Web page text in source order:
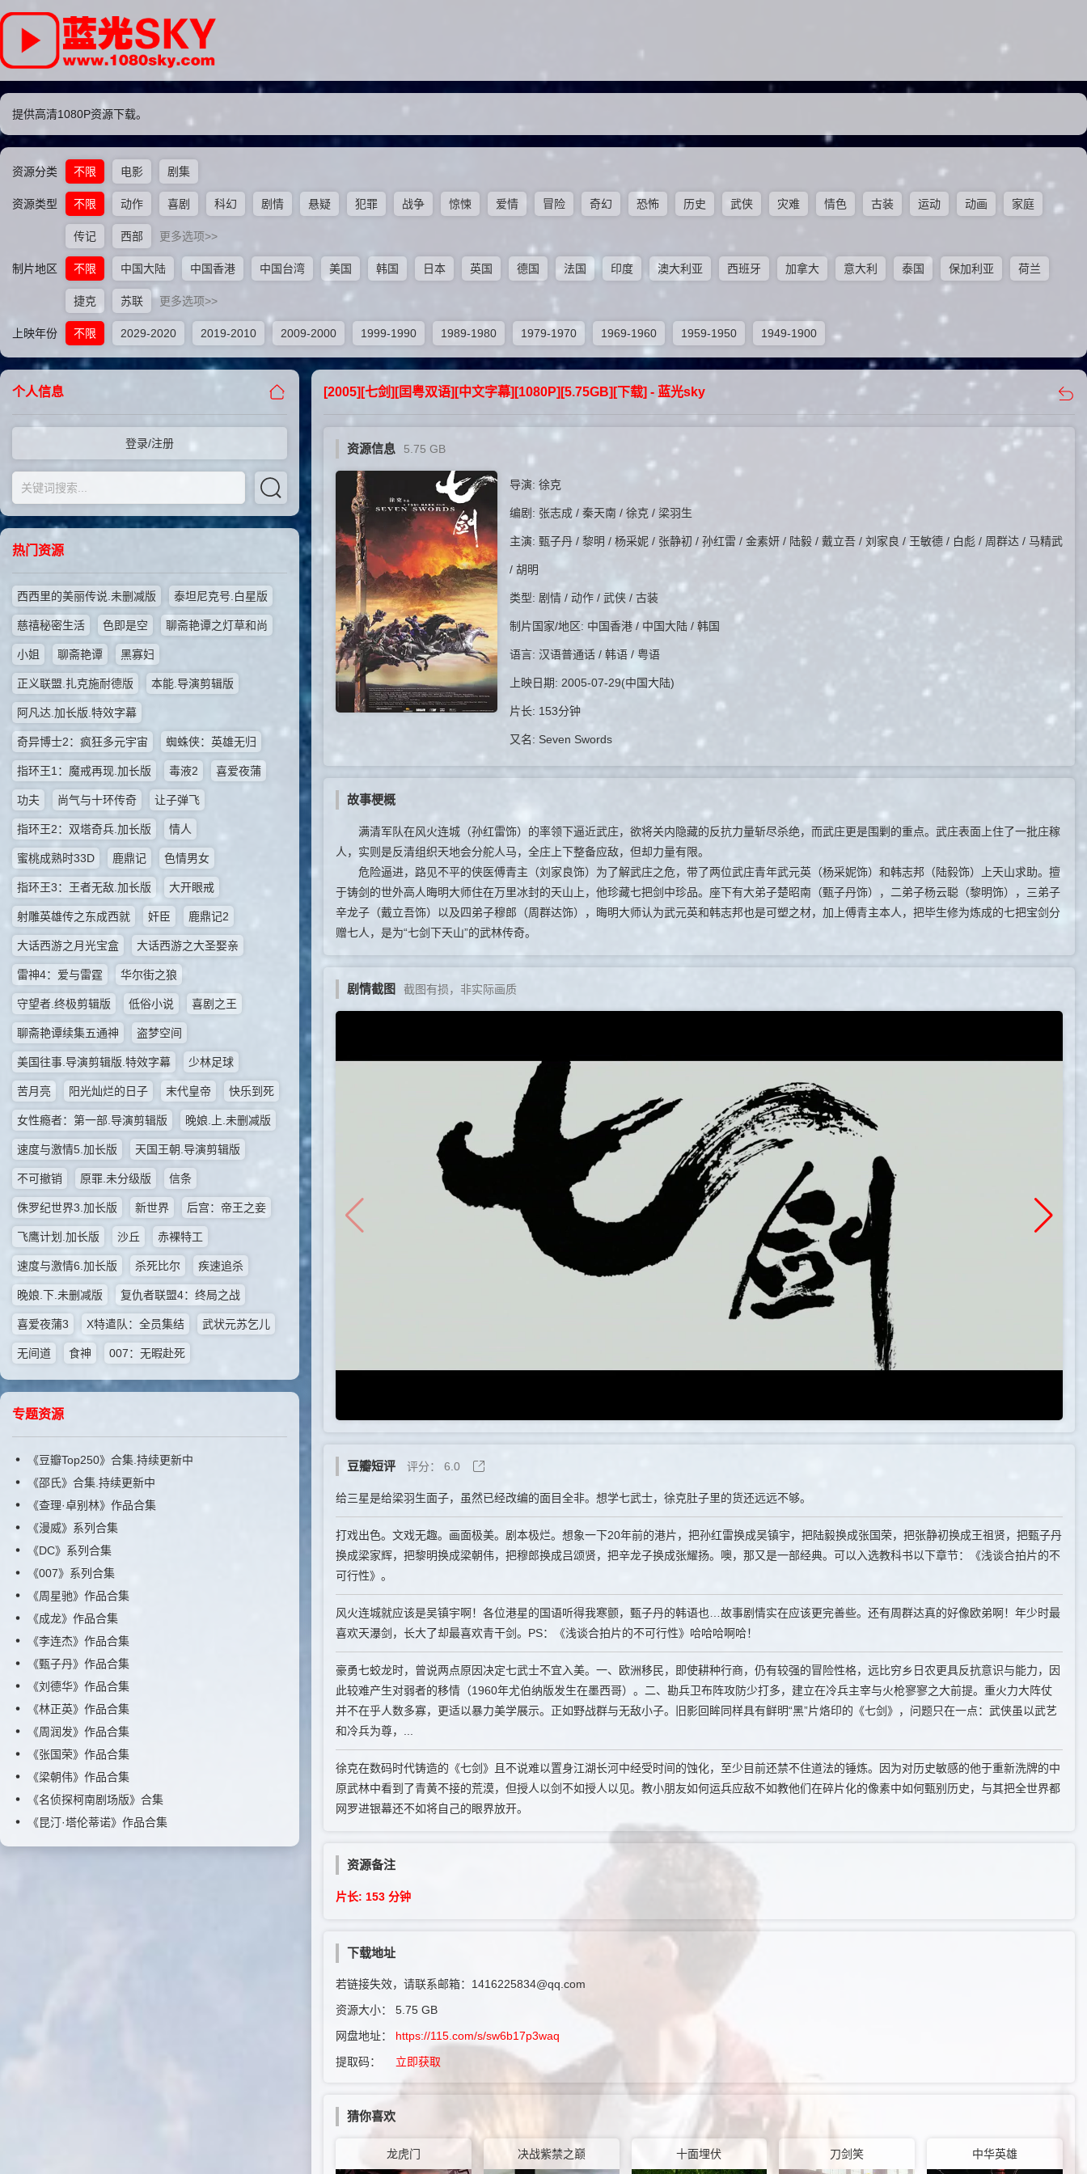
提供高清1080P资源下载。
资源分类 不限 电影 剧集
资源类型 不限 动作 喜剧 科幻 剧情 悬疑 犯罪 战争 惊悚 爱情 冒险 奇幻 恐怖 历史 武侠 灾难 情色 古装 运动 动画 家庭
传记 西部 更多选项>>
制片地区 不限 中国大陆 中国香港 中国台湾 美国 韩国 日本 英国 德国 法国 印度 澳大利亚 西班牙 加拿大 意大利 泰国 保加利亚 荷兰
捷克 苏联 更多选项>>
上映年份 不限 2029-2020 2019-2010 2009-2000 1999-1990 1989-1980 1979-1970 1969-1960 1959-1950 1949-1900
个人信息
登录/注册
热门资源
西西里的美丽传说.未删减版 泰坦尼克号.白星版
慈禧秘密生活 色即是空 聊斋艳谭之灯草和尚
小姐 聊斋艳谭 黑寡妇
正义联盟.扎克施耐德版 本能.导演剪辑版
阿凡达.加长版.特效字幕
奇异博士2：疯狂多元宇宙 蜘蛛侠：英雄无归
指环王1：魔戒再现.加长版 毒液2 喜爱夜蒲
功夫 尚气与十环传奇 让子弹飞
指环王2：双塔奇兵.加长版 情人
蜜桃成熟时33D 鹿鼎记 色情男女
指环王3：王者无敌.加长版 大开眼戒
射雕英雄传之东成西就 奸臣 鹿鼎记2
大话西游之月光宝盒 大话西游之大圣娶亲
雷神4：爱与雷霆 华尔街之狼
守望者.终极剪辑版 低俗小说 喜剧之王
聊斋艳谭续集五通神 盗梦空间
美国往事.导演剪辑版.特效字幕 少林足球
苦月亮 阳光灿烂的日子 末代皇帝 快乐到死
女性瘾者：第一部.导演剪辑版 晚娘.上.未删减版
速度与激情5.加长版 天国王朝.导演剪辑版
不可撤销 原罪.未分级版 信条
侏罗纪世界3.加长版 新世界 后宫：帝王之妾
飞鹰计划.加长版 沙丘 赤裸特工
速度与激情6.加长版 杀死比尔 疾速追杀
晚娘.下.未删减版 复仇者联盟4：终局之战
喜爱夜蒲3 X特遣队：全员集结 武状元苏乞儿
无间道 食神 007：无暇赴死
专题资源
《豆瓣Top250》合集.持续更新中
《邵氏》合集.持续更新中
《查理·卓别林》作品合集
《漫威》系列合集
《DC》系列合集
《007》系列合集
《周星驰》作品合集
《成龙》作品合集
《李连杰》作品合集
《甄子丹》作品合集
《刘德华》作品合集
《林正英》作品合集
《周润发》作品合集
《张国荣》作品合集
《梁朝伟》作品合集
《名侦探柯南剧场版》合集
《昆汀·塔伦蒂诺》作品合集
[2005][七剑][囯粤双语][中文字幕][1080P][5.75GB][下载] - 蓝光sky
资源信息 5.75 GB
导演: 徐克
编剧: 张志成 / 秦天南 / 徐克 / 梁羽生
主演: 甄子丹 / 黎明 / 杨采妮 / 张静初 / 孙红雷 / 金素妍 / 陆毅 / 戴立吾 / 刘家良 / 王敏德 / 白彪 / 周群达 / 马精武
/ 胡明
类型: 剧情 / 动作 / 武侠 / 古装
制片国家/地区: 中国香港 / 中国大陆 / 韩国
语言: 汉语普通话 / 韩语 / 粤语
上映日期: 2005-07-29(中国大陆)
片长: 153分钟
又名: Seven Swords
故事梗概
满清军队在风火连城（孙红雷饰）的率领下逼近武庄，欲将关内隐藏的反抗力量斩尽杀绝，而武庄更是围剿的重点。武庄表面上住了一批庄稼
人，实则是反清组织天地会分舵人马，全庄上下整备应敌，但却力量有限。
危险逼进，路见不平的侠医傅青主（刘家良饰）为了解武庄之危，带了两位武庄青年武元英（杨采妮饰）和韩志邦（陆毅饰）上天山求助。擅
于铸剑的世外高人晦明大师住在万里冰封的天山上，他珍藏七把剑中珍品。座下有大弟子楚昭南（甄子丹饰），二弟子杨云聪（黎明饰），三弟子
辛龙子（戴立吾饰）以及四弟子穆郎（周群达饰），晦明大师认为武元英和韩志邦也是可塑之材，加上傅青主本人，把毕生修为炼成的七把宝剑分
赠七人，是为“七剑下天山”的武林传奇。
剧情截图 截图有损，非实际画质
豆瓣短评 评分： 6.0
给三星是给梁羽生面子，虽然已经改编的面目全非。想学七武士，徐克肚子里的货还远远不够。
打戏出色。文戏无趣。画面极美。剧本极烂。想象一下20年前的港片，把孙红雷换成吴镇宇，把陆毅换成张国荣，把张静初换成王祖贤，把甄子丹
换成梁家辉，把黎明换成梁朝伟，把穆郎换成吕颂贤，把辛龙子换成张耀扬。噢，那又是一部经典。可以入选教科书以下章节：《浅谈合拍片的不
可行性》。
风火连城就应该是吴镇宇啊！各位港星的国语听得我寒颤，甄子丹的韩语也…故事剧情实在应该更完善些。还有周群达真的好像欧弟啊！年少时最
喜欢天瀑剑，长大了却最喜欢青干剑。PS：《浅谈合拍片的不可行性》哈哈哈啊哈！
豪勇七蛟龙时，曾说两点原因决定七武士不宜入美。一、欧洲移民，即使耕种行商，仍有较强的冒险性格，远比穷乡日农更具反抗意识与能力，因
此较难产生对弱者的移情（1960年尤伯纳版发生在墨西哥）。二、勘兵卫布阵攻防少打多，建立在冷兵主宰与火枪寥寥之大前提。重火力大阵仗
并不在乎人数多寡，更适以暴力美学展示。正如野战群与无敌小子。旧影回眸同样具有鲜明“黑”片烙印的《七剑》，问题只在一点：武侠虽以武艺
和冷兵为尊，...
徐克在数码时代铸造的《七剑》且不说难以置身江湖长河中经受时间的蚀化，至少目前还禁不住道法的锤炼。因为对历史敏感的他于重新洗牌的中
原武林中看到了青黄不接的荒漠，但授人以剑不如授人以见。教小朋友如何运兵应敌不如教他们在碎片化的像素中如何甄别历史，与其把全世界都
网罗进银幕还不如将自己的眼界放开。
资源备注
片长: 153 分钟
下载地址
若链接失效，请联系邮箱：1416225834@qq.com
资源大小：
5.75 GB
网盘地址：
https://115.com/s/sw6b17p3waq
提取码：
立即获取
猜你喜欢
龙虎门 决战紫禁之巅 十面埋伏 刀剑笑 中华英雄